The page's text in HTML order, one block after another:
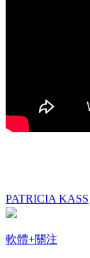
PATRICIA KASS
軟體+關注